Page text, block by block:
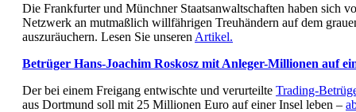
Die Frankfurter und Münchner Staatsanwaltschaften haben sich
Netzwerk an mutmaßlich willfährigen Treuhändern auf dem
auszuräuchern. Lesen Sie unseren Artikel.
Betrüger Hans-Joachim Roskosz mit Anleger-Millionen auf
Der bei einem Freigang entwischte und verurteilte Trading-
aus Dortmund soll mit 25 Millionen Euro auf einer Insel leben –